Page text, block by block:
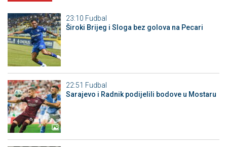
23:10 Fudbal
Široki Brijeg i Sloga bez golova na Pecari
22:51 Fudbal
Sarajevo i Radnik podijelili bodove u Mostaru